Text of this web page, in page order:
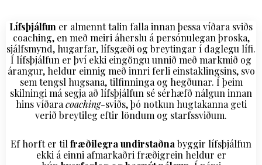
Lífsþjálfun er almennt talin falla innan þessa víðara sviðs
coaching, en með meiri áherslu á persónulegan þroska,
sjálfsmynd, hugarfar, lífsgæði og breytingar í daglegu lífi.
Í lífsþjálfun er því ekki eingöngu unnið með markmið og
árangur, heldur einnig með innri ferli einstaklingsins, svo
sem tengsl hugsana, tilfinninga og hegðunar. Í þeim
skilningi má segja að lífsþjálfun sé sérhæfð nálgun innan
hins víðara coaching-sviðs, þó notkun hugtakanna geti
verið breytileg eftir löndum og starfssviðum.
Ef horft er tilfræðilegra undirstaðnabyggir lífsþjálfun
ekki á einni afmarkaðri fræðigrein heldur er